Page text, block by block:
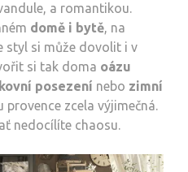
a romantikou.
domě i bytě, na
styl si může dovolit i v
si tak doma oázu
posezení nebo zimní
provence zcela výjimečná.
nedocílíte chaosu.